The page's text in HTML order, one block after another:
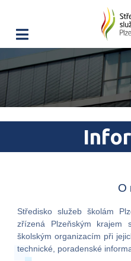
O
Středisko služeb školám
zřízená Plzeňským krajem
školským organizacím při
technické, poradenské